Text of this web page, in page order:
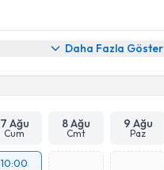
Daha Fazla Göster
7 Ağu
Cum
8 Ağu
Cmt
9 Ağu
Paz
10:00